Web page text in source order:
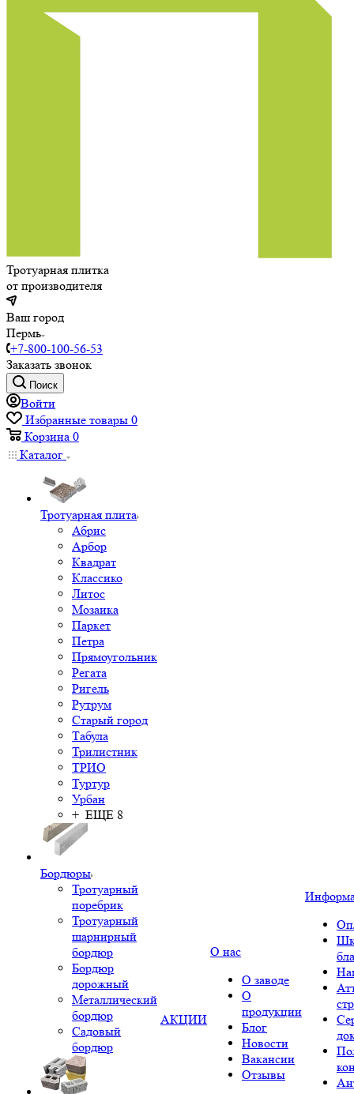
Тротуарная плитка
от производителя
Ваш город
Пермь
+7-800-100-56-53
Заказать звонок
Поиск
Войти
Избранные товары 0
Корзина 0
Каталог
Тротуарная плита
Абрис
Арбор
Квадрат
Классико
Литос
Мозаика
Паркет
Петра
Прямоугольник
Регата
Ригель
Рутрум
Старый город
Табула
Трилистник
ТРИО
Туртур
Урбан
+ ЕЩЕ 8
Бордюры
Тротуарный
поребрик
Тротуарный
шарнирный
бордюр
Бордюр
дорожный
Металлический
бордюр
Садовый
бордюр
АКЦИИ
О нас
О заводе
О
продукции
Блог
Новости
Вакансии
Отзывы